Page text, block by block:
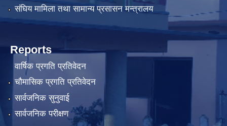
संघिय मामिला तथा सामान्य प्रसासन मन्त्रालय
Reports
वार्षिक प्रगति प्रतिवेदन
चौमासिक प्रगति प्रतिवेदन
सार्वजनिक सुनुवाई
सार्वजनिक परीक्षण